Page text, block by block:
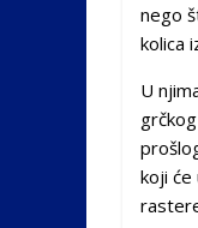
nego
kolica
U
koji će